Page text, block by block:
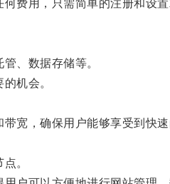
用，只需简单的注册和设置
、数据存储等。
机会。
，确保用户能够享受到快速
。